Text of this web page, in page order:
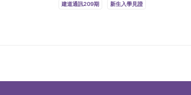
建道通訊209期 新生入學見證